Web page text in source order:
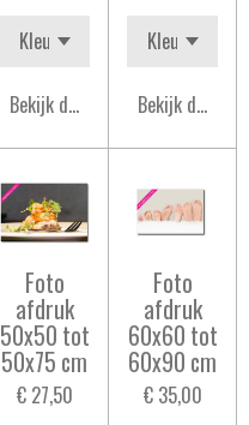
Bekijk details Bekijk details
Foto
afdruk
50x50 tot
50x75 cm
€ 27,50
Foto
afdruk
60x60 tot
60x90 cm
€ 35,00